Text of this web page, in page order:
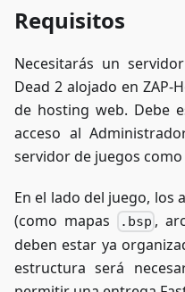
Requisitos
Necesitarás un
Dead 2 alojado en ZAP-
de hosting web. Debe
acceso al
servidor de juegos
En el lado del juego,
(como mapas
.bsp ,
deben estar ya
estructura será